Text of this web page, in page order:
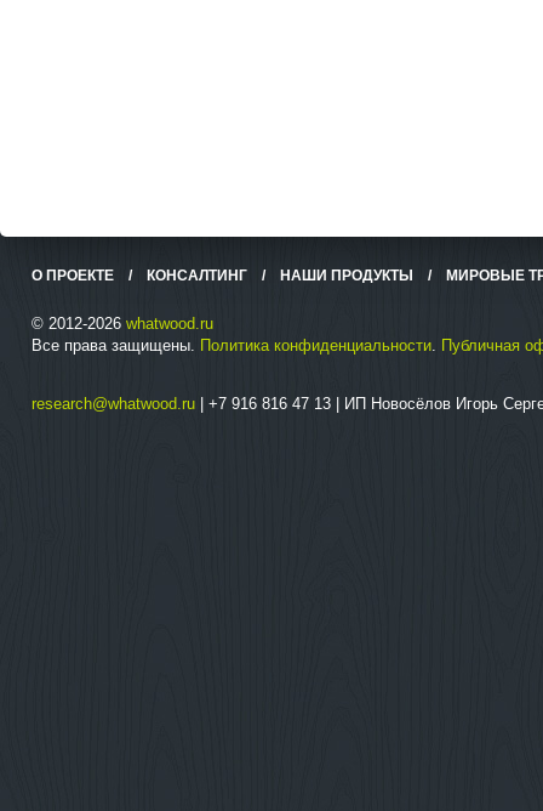
О ПРОЕКТЕ / КОНСАЛТИНГ / НАШИ ПРОДУКТЫ / МИРОВЫЕ
© 2012-2026 whatwood.ru
Все права защищены. Политика конфиденциальности. Публичная
research@whatwood.ru | +7 916 816 47 13 | ИП Новосёлов Игорь